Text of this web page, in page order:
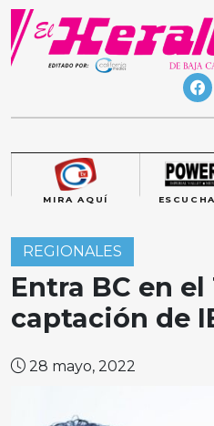
Skip
content
MIRA AQUÍ
REGIONALES
Entra BC en el
captación de
28 mayo, 2022